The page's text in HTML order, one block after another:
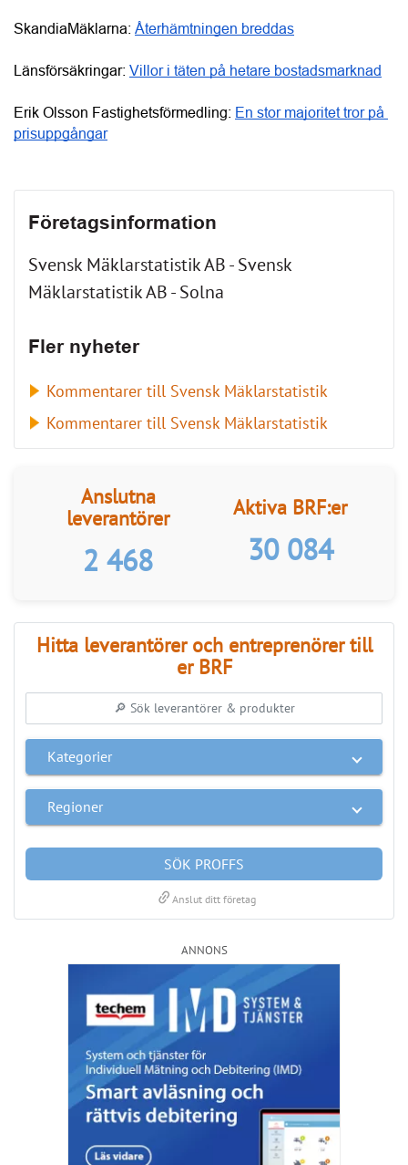
SkandiaMäklarna: Återhämtningen breddas
Länsförsäkringar: Villor i täten på hetare bostadsmarknad
Erik Olsson Fastighetsförmedling: En stor majoritet tror på
prisuppgångar
Företagsinformation
Svensk Mäklarstatistik AB - Svensk
Mäklarstatistik AB - Solna
Fler nyheter
Kommentarer till Svensk Mäklarstatistik
Kommentarer till Svensk Mäklarstatistik
Anslutna
leverantörer
2 468
Aktiva BRF:er
30 084
Hitta leverantörer och entreprenörer till
er BRF
Kategorier
Regioner
SÖK PROFFS
linkAnslut ditt företag
ANNONS